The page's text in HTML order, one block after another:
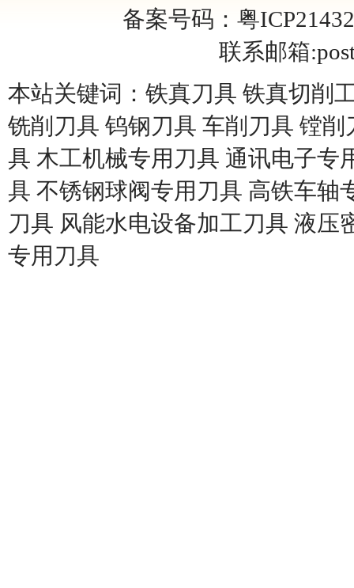
备案号码：粤
联系邮箱:
本站关键词：铁真刀具 铁真切削
铣削刀具 钨钢刀具 车削刀具 镗
具 木工机械专用刀具 通讯电子专
具 不锈钢球阀专用刀具 高铁车轴
刀具 风能水电设备加工刀具 液压
专用刀具